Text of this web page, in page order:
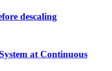
descaling
at Continuous